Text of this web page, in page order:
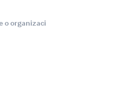
o organizaci